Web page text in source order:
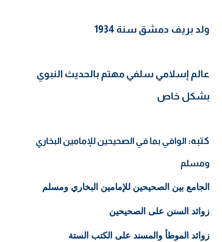
ولد بريف دمشق سنة 1934
عالم إسلامي سلفي مهتم بالحديث النبوي
بشكل خاص
كتبه: الوافي بما في الصحيحين للإمامين البخاري
ومسلم
الجامع بين الصحيحين للإمامين البخاري ومسلم
زوائد السنن على الصحيحين
زوائد الموطأ والمسند على الكتب الستة